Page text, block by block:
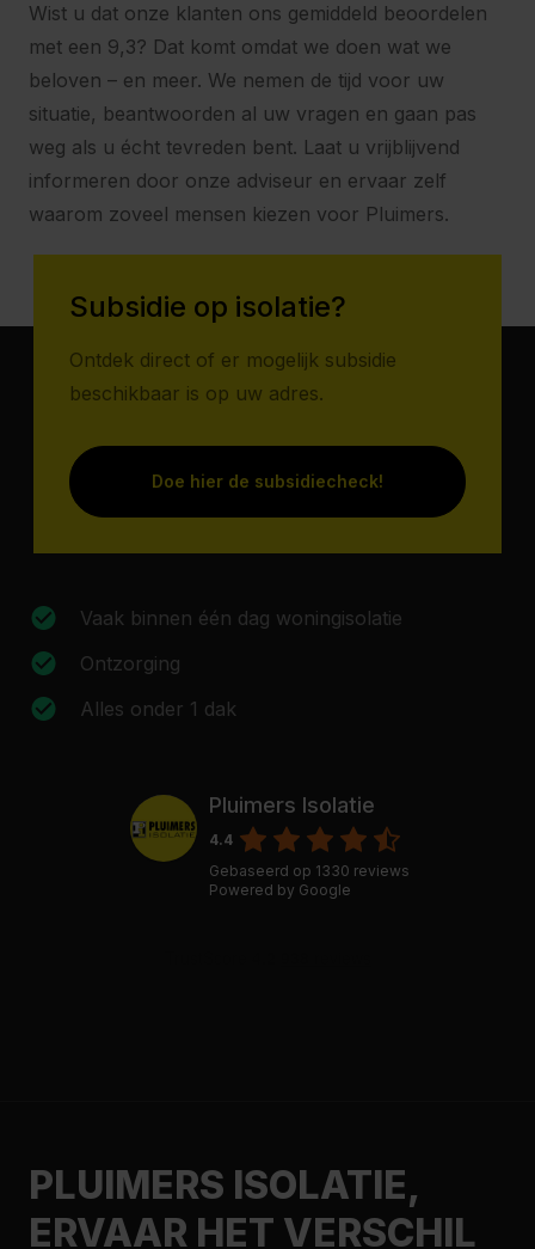
Wist u dat onze klanten ons gemiddeld beoordelen
met een 9,3? Dat komt omdat we doen wat we
beloven – en meer. We nemen de tijd voor uw
situatie, beantwoorden al uw vragen en gaan pas
weg als u écht tevreden bent. Laat u vrijblijvend
informeren door onze adviseur en ervaar zelf
waarom zoveel mensen kiezen voor Pluimers.
Subsidie op isolatie?
Ontdek direct of er mogelijk subsidie
beschikbaar is op uw adres.
Doe hier de subsidiecheck!
Vaak binnen één dag woningisolatie
Ontzorging
Alles onder 1 dak
Pluimers Isolatie
4.4
Gebaseerd op 1330 reviews
Powered by Google
PLUIMERS ISOLATIE,
ERVAAR HET VERSCHIL